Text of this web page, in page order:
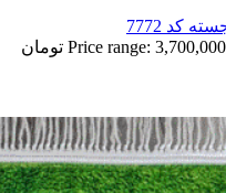
Price range: 3,700,000 تومان